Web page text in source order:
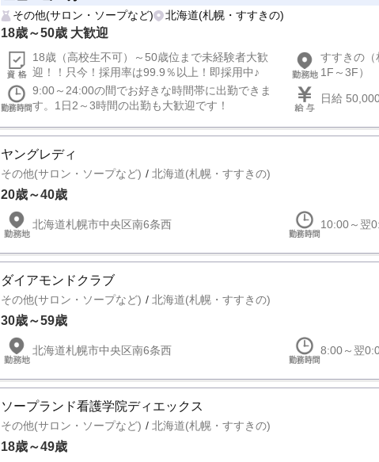
その他(サロン・ソープなど) 北海道(札幌・すすきの)
18歳～50歳 大歓迎
18歳（高校生不可）～50歳位まで未経験者大歓
迎！！只今！採用率は99.9％以上！即採用中♪
すすきの
1F～3F）
9:00～24:00の間でお好きな時間帯に出勤できま
す。1日2～3時間の出勤も大歓迎です！
日給
ヤングレディ
その他(サロン・ソープなど) 北海道(札幌・すすきの)
20歳～40歳
北海道札幌市中央区南6条西 10:00～翌
ダイアモンドクラブ
その他(サロン・ソープなど) 北海道(札幌・すすきの)
30歳～59歳
北海道札幌市中央区南6条西 8:00～翌
ソープランド看護学院ディエックス
その他(サロン・ソープなど) 北海道(札幌・すすきの)
18歳～49歳